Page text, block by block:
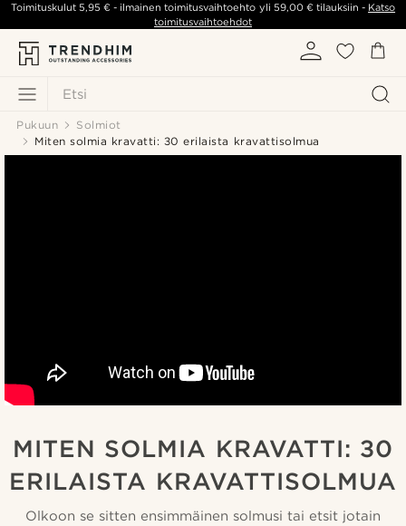
Etsi
Toimituskulut5,95 € - ilmainen toimitusvaihtoehto yli 59,00 €tilauksiin - Katso
toimitusvaihtoehdot
Pukuun
Solmiot
Miten solmia kravatti: 30 erilaista kravattisolmua
MITEN SOLMIA KRAVATTI: 30
ERILAISTA KRAVATTISOLMUA
Olkoon se sitten ensimmäinen solmusi tai etsit jotain